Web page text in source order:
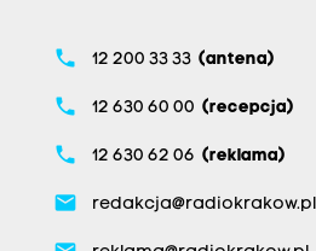
phone 12 200 33 33 (antena)
phone 12 630 60 00 (recepcja)
phone 12 630 62 06 (reklama)
email redakcja@radiokrakow.pl